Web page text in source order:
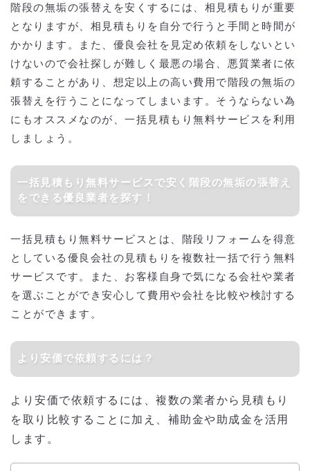
階段の無垢の張替えを安くするには、相見積もりが重要
となりますが、相見積もりを自分で行うと手間と時間が
かかります。また、優良会社を見定め依頼をしないとい
けないので会社探しが難しく最悪の場合、悪質業者に依
頼することがあり、想定以上の高い費用で階段の無垢の
張替えを行うことになってしまいます。そうならない為
にもオススメなのが、一括見積もり無料サービスを利用
しましょう。
一括見積もり無料サービスで安く階段の無垢の張替え
をできる優良業者を探す！
一括見積もり無料サービスとは、階段リフォームを得意
としている優良会社の見積もりを複数社一括で行う無料
サービスです。また、お客様自身で気になる会社や業者
を選ぶことができ安心して費用や会社を比較や検討する
ことができます。
より安価で依頼するには？
より安価で依頼するには、複数の業者から見積もり
を取り比較することに加え、補助金や助成金を活用
します。